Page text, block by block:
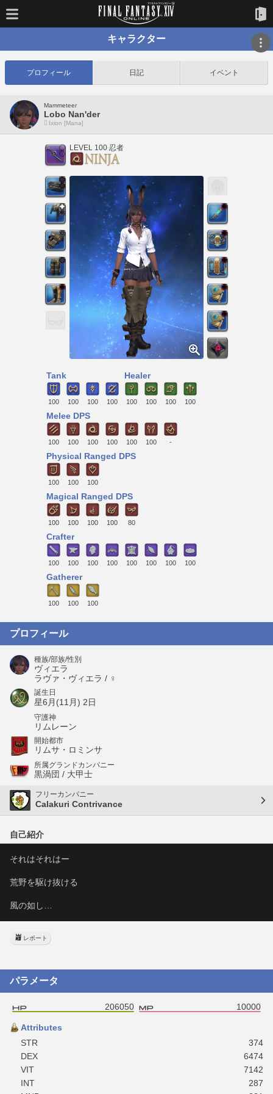
キャラクター
プロフィール 日記 イベント
Mammeteer
Lobo Nan'der
Ixion [Mana]
LEVEL 100 忍者
Tank
100 100 100 100
Healer
100 100 100 100
Melee DPS
100 100 100 100 100 100 -
Physical Ranged DPS
100 100 100
Magical Ranged DPS
100 100 100 100 80
Crafter
100 100 100 100 100 100 100 100
Gatherer
100 100 100
プロフィール
種族/部族/性別
ヴィエラ
ラヴァ・ヴィエラ / ♀
誕生日
星6月(11月) 2日
守護神
リムレーン
開始都市
リムサ・ロミンサ
所属グランドカンパニー
黒渦団 / 大甲士
フリーカンパニー
Calakuri Contrivance
自己紹介
それはそれはー
荒野を駆け抜ける
風の如し…
レポート
パラメータ
206050 10000
Attributes
STR
374
DEX
6474
VIT
7142
INT
287